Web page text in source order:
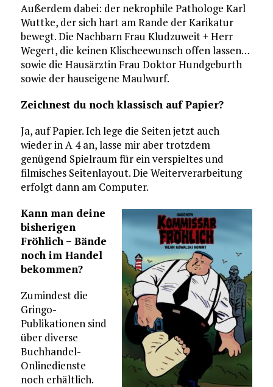
Außerdem dabei: der nekrophile Pathologe Karl
Wuttke, der sich hart am Rande der Karikatur
bewegt. Die Nachbarn Frau Kludzuweit + Herr
Wegert, die keinen Klischeewunsch offen lassen…
sowie die Hausärztin Frau Doktor Hundgeburth
sowie der hauseigene Maulwurf.
Zeichnest du noch klassisch auf Papier?
Ja, auf Papier. Ich lege die Seiten jetzt auch
wieder in A 4 an, lasse mir aber trotzdem
genügend Spielraum für ein verspieltes und
filmisches Seitenlayout. Die Weiterverarbeitung
erfolgt dann am Computer.
Kann man deine
bisherigen
Fröhlich – Bände
noch im Handel
bekommen?
Zumindest die
Gringo-
Publikationen sind
über diverse
Buchhandel-
Onlinedienste
noch erhältlich.